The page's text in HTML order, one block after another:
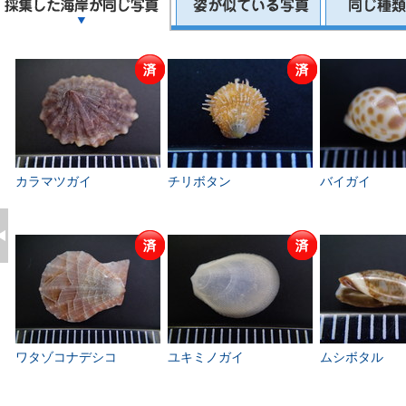
カラマツガイ チリボタン バイガイ
ワタゾコナデシコ ユキミノガイ ムシボタル